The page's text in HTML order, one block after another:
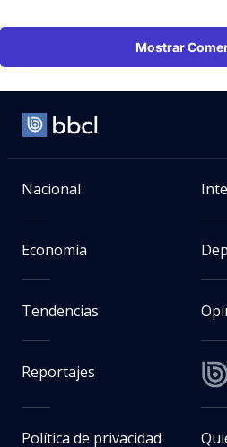
Mostrar
Nacional
Economía
Tendencias
Reportajes
Política de privacidad